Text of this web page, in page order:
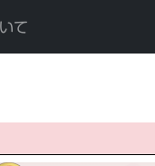
て